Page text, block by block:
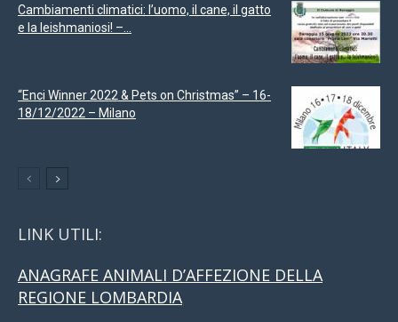
Cambiamenti climatici: l’uomo, il cane, il gatto
e la leishmaniosi! –...
“Enci Winner 2022 & Pets on Christmas” – 16-
18/12/2022 – Milano
LINK UTILI:
ANAGRAFE ANIMALI D’AFFEZIONE DELLA
REGIONE LOMBARDIA